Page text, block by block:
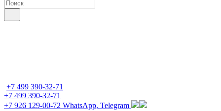
+7 499 390-32-71
+7 499 390-32-71
+7 926 129-00-72 WhatsApp, Telegram